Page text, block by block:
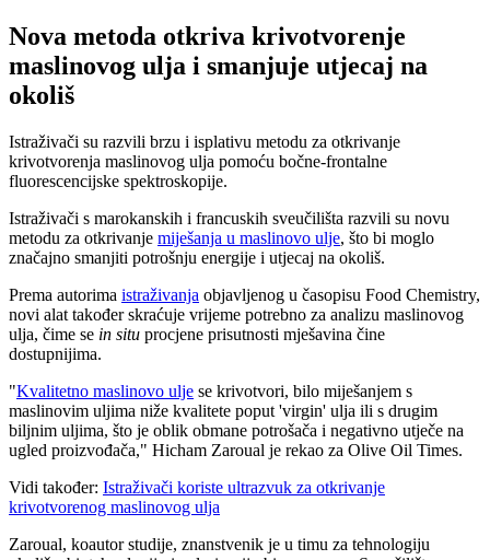
Nova metoda otkriva krivotvorenje
maslinovog ulja i smanjuje utjecaj na
okoliš
Istraživači su razvili brzu i isplativu metodu za otkrivanje
krivotvorenja maslinovog ulja pomoću bočne-frontalne
fluorescencijske spektroskopije.
Istraživači s marokanskih i francuskih sveučilišta razvili su novu
metodu za otkrivanje miješanja u maslinovo ulje, što bi moglo
značajno smanjiti potrošnju energije i utjecaj na okoliš.
Prema autorima istraživanja objavljenog u časopisu Food Chemistry,
novi alat također skraćuje vrijeme potrebno za analizu maslinovog
ulja, čime se in situ procjene prisutnosti mješavina čine
dostupnijima.
"Kvalitetno maslinovo ulje se krivotvori, bilo miješanjem s
maslinovim uljima niže kvalitete poput 'virgin' ulja ili s drugim
biljnim uljima, što je oblik obmane potrošača i negativno utječe na
ugled proizvođača," Hicham Zaroual je rekao za Olive Oil Times.
Vidi također: Istraživači koriste ultrazvuk za otkrivanje
krivotvorenog maslinovog ulja
Zaroual, koautor studije, znanstvenik je u timu za tehnologiju